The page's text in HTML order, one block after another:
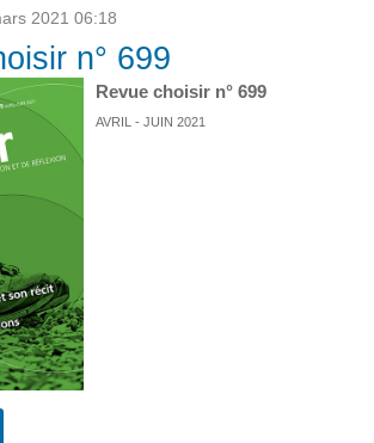
2021 06:18
n° 699
Revue choisir n° 699
AVRIL - JUIN 2021